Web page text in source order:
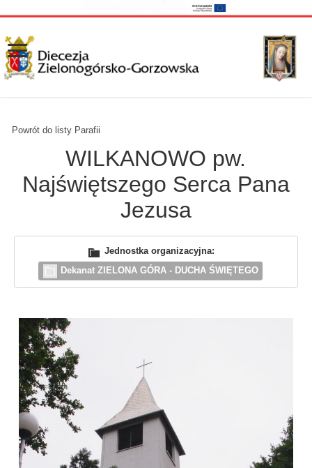
Powrót do listy Parafii
WILKANOWO pw.
Najświętszego Serca Pana
Jezusa
Jednostka organizacyjna:
Dekanat ZIELONA GÓRA - DUCHA ŚWIĘTEGO